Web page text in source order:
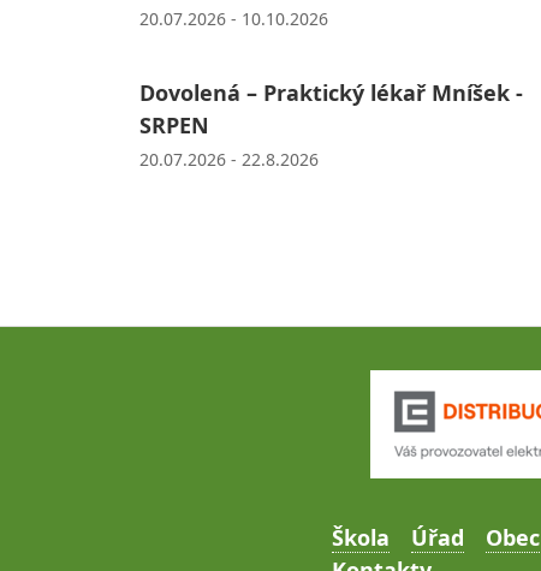
20.07.2026 - 10.10.2026
Dovolená – Praktický lékař Mníšek -
SRPEN
20.07.2026 - 22.8.2026
Škola Úřad Obec